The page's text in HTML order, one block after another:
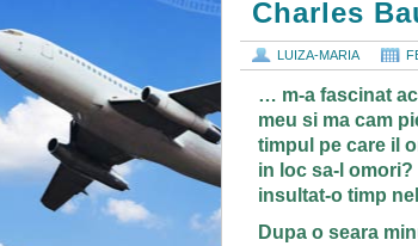
Charles
LUIZA-MARIA
… m-a fascinat
meu si ma cam
timpul pe care il
in loc sa-l
insultat-o timp
Dupa o seara